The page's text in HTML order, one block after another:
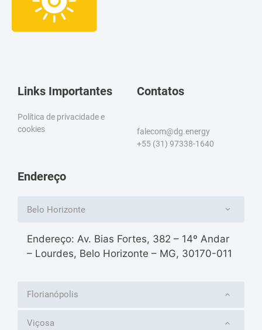
Links Importantes
Política de privacidade e
cookies
Contatos
falecom@dg.energy
+55 (31) 97338-1640
Endereço
Belo Horizonte
Endereço: Av. Bias Fortes, 382 – 14º Andar
– Lourdes, Belo Horizonte – MG, 30170-011
Florianópolis
Viçosa